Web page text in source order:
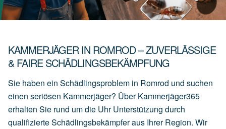
KAMMERJÄGER IN ROMROD – ZUVERLÄSSIGE
& FAIRE SCHÄDLINGSBEKÄMPFUNG
Sie haben ein Schädlingsproblem in Romrod und suchen
einen seriösen Kammerjäger? Über Kammerjäger365
erhalten Sie rund um die Uhr Unterstützung durch
qualifizierte Schädlingsbekämpfer aus Ihrer Region. Wir